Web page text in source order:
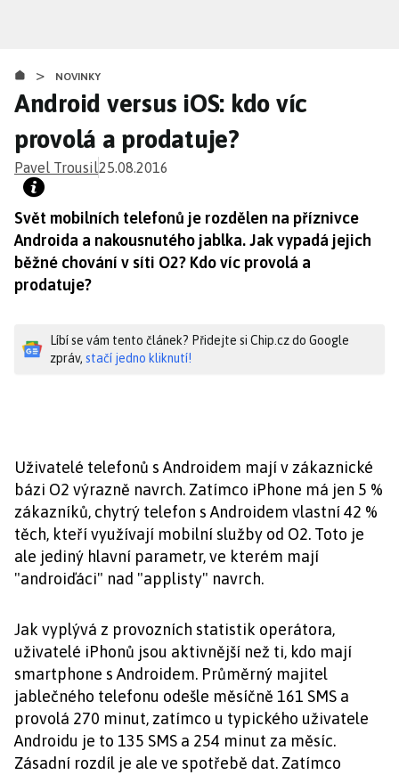
obsahu
> NOVINKY
Android versus iOS: kdo víc
provolá a prodatuje?
Pavel Trousil25.08.2016
Svět mobilních telefonů je rozdělen na příznivce
Androida a nakousnutého jablka. Jak vypadá jejich
běžné chování v síti O2? Kdo víc provolá a
prodatuje?
Líbí se vám tento článek? Přidejte si Chip.cz do Google
zpráv, stačí jedno kliknutí!
Uživatelé telefonů s Androidem mají v zákaznické
bázi O2 výrazně navrch. Zatímco iPhone má jen 5 %
zákazníků, chytrý telefon s Androidem vlastní 42 %
těch, kteří využívají mobilní služby od O2. Toto je
ale jediný hlavní parametr, ve kterém mají
"androiďáci" nad "applisty" navrch.
Jak vyplývá z provozních statistik operátora,
uživatelé iPhonů jsou aktivnější než ti, kdo mají
smartphone s Androidem. Průměrný majitel
jablečného telefonu odešle měsíčně 161 SMS a
provolá 270 minut, zatímco u typického uživatele
Androidu je to 135 SMS a 254 minut za měsíc.
Zásadní rozdíl je ale ve spotřebě dat. Zatímco